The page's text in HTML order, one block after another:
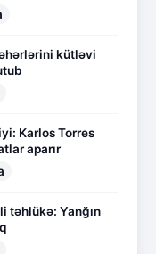
kütləvi
Karlos Torres
aparır
təhlükə: Yanğın